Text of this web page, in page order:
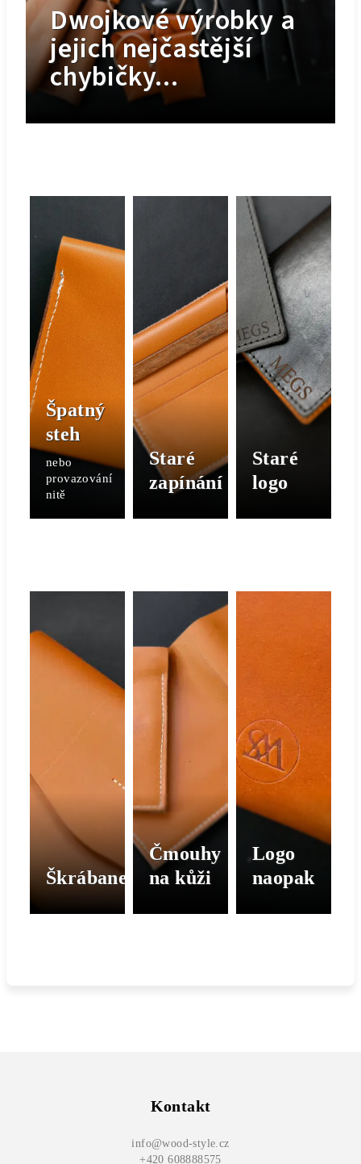
Dwojkové výrobky a
jejich nejčastější
chybičky...
Špatný
steh
nebo
provazování
nitě
Staré
zapínání
Staré
logo
Škrábanec
Čmouhy
na kůži
Logo
naopak
Kontakt
info@wood-style.cz
+420 608888575